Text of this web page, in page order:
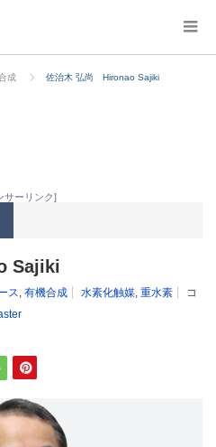
成 佐治木 弘尚 Hironao Sajiki
サーリンク]
Sajiki
ス, 有機合成 水素化触媒, 重水素
コ